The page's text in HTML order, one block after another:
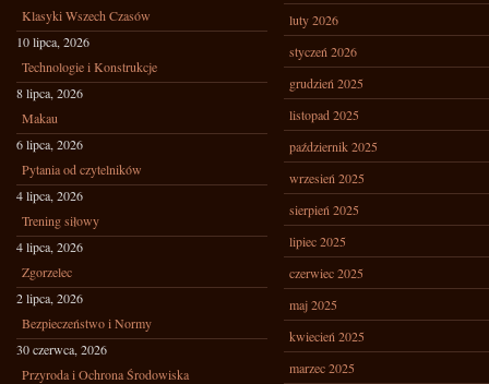
Klasyki Wszech Czasów
10 lipca, 2026
Technologie i Konstrukcje
8 lipca, 2026
Makau
6 lipca, 2026
Pytania od czytelników
4 lipca, 2026
Trening siłowy
4 lipca, 2026
Zgorzelec
2 lipca, 2026
Bezpieczeństwo i Normy
30 czerwca, 2026
Przyroda i Ochrona Środowiska
luty 2026
styczeń 2026
grudzień 2025
listopad 2025
październik 2025
wrzesień 2025
sierpień 2025
lipiec 2025
czerwiec 2025
maj 2025
kwiecień 2025
marzec 2025